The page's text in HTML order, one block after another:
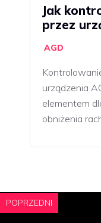
Jak
przez
AGD
urządzenia
elementem
obniżenia
POPRZEDNI